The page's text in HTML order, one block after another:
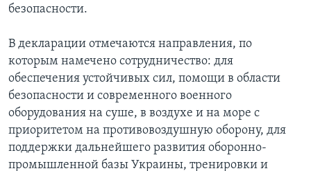
безопасности.
В декларации отмечаются направления, по
которым намечено сотрудничество: для
обеспечения устойчивых сил, помощи в области
безопасности и современного военного
оборудования на суше, в воздухе и на море с
приоритетом на противовоздушную оборону, для
поддержки дальнейшего развития оборонно-
промышленной базы Украины, тренировки и